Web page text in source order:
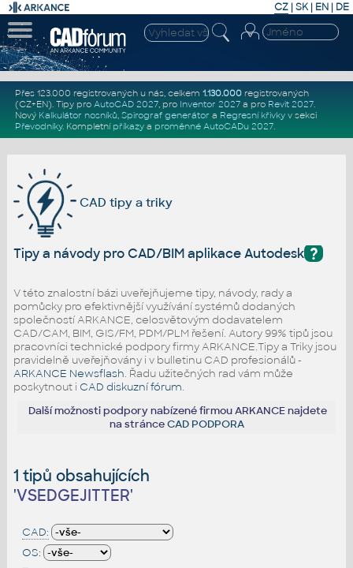
CZ | SK| EN | DE
Přes 123.000 registrovaných u nás, celkem 1.130.000registrovaných
(CZ+EN). Tipy pro AutoCAD 2027, pro Inventor 2027a pro Revit 2027.
Nový Kalkulátor nosníků, Spirograf generátor a Regresní křivkyv sekci
Převodníky. Kompletní příkazya proměnné AutoCADu 2027.
CAD tipy a triky
?
Tipy a návody pro CAD/BIM aplikace Autodesk
V této znalostní bázi uveřejňujeme tipy, návody, rady a
pomůcky pro efektivnější využívání systémů dodaných
společností ARKANCE, celosvětovým dodavatelem
CAD/CAM, BIM, GIS/FM, PDM/PLM řešení. Autory 99% tipů jsou
pracovníci technické podpory firmy ARKANCE.Tipy a Triky jsou
pravidelně uveřejňovány i v bulletinu CAD profesionálů -
ARKANCE Newsflash. Řadu užitečných rad vám může
poskytnout i CAD diskuzní fórum.
Další možnosti podpory nabízené firmou ARKANCE najdete
na stránceCAD PODPORA
1 tipů obsahujících
'VSEDGEJITTER'
CAD:
OS: